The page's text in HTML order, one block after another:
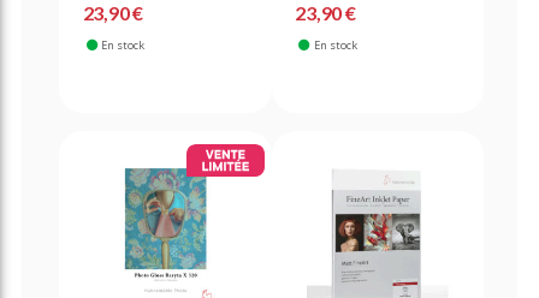
23,90 €
En stock
23,90 €
En stock